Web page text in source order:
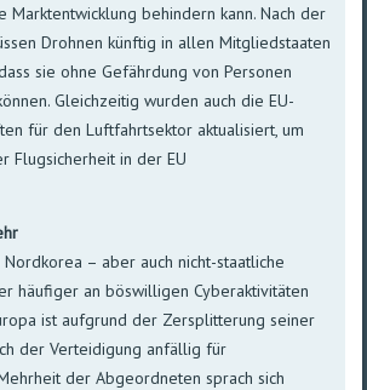
Marktentwicklung behindern kann. Nach der
Drohnen künftig in allen Mitgliedstaaten
sie ohne Gefährdung von Personen
Gleichzeitig wurden auch die EU-
für den Luftfahrtsektor aktualisiert, um
Flugsicherheit in der EU
Nordkorea – aber auch nicht-staatliche
häufiger an böswilligen Cyberaktivitäten
ist aufgrund der Zersplitterung seiner
der Verteidigung anfällig für
der Abgeordneten sprach sich